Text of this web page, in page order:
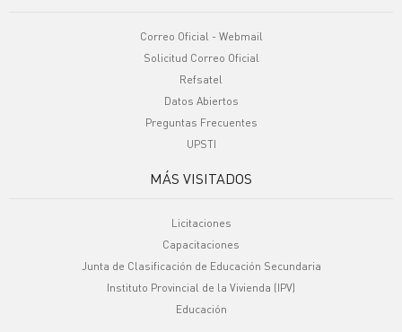
Correo Oficial - Webmail
Solicitud Correo Oficial
Refsatel
Datos Abiertos
Preguntas Frecuentes
UPSTI
MÁS VISITADOS
Licitaciones
Capacitaciones
Junta de Clasificación de Educación Secundaria
Instituto Provincial de la Vivienda (IPV)
Educación